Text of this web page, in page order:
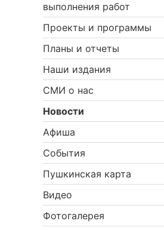
выполнения работ
Проекты и программы
Планы и отчеты
Наши издания
СМИ о нас
Новости
Афиша
События
Пушкинская карта
Видео
Фотогалерея